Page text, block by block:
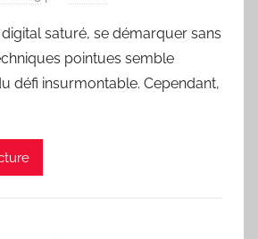
saturé, se démarquer sans
pointues semble
défi insurmontable. Cependant,